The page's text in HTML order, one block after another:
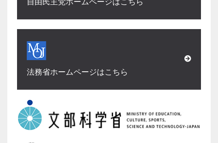
法務省ホームページはこちら